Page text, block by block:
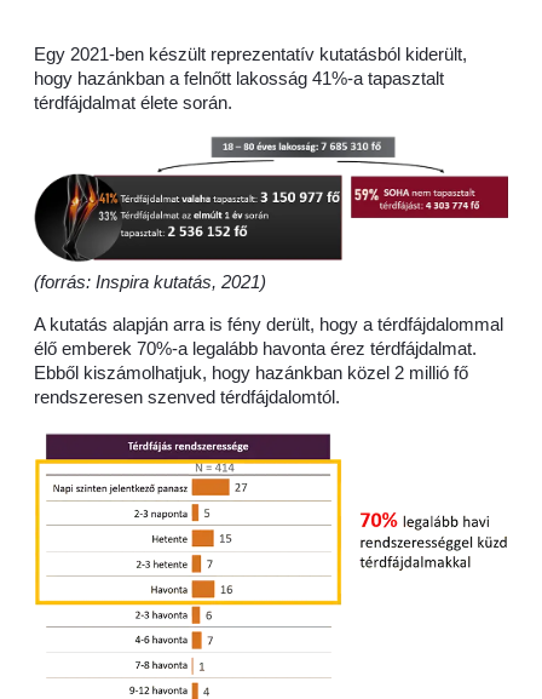
Egy 2021-ben készült reprezentatív kutatásból kiderült,
hogy hazánkban a felnőtt lakosság 41%-a tapasztalt
térdfájdalmat élete során.
(forrás: Inspira kutatás, 2021)
A kutatás alapján arra is fény derült, hogy a térdfájdalommal
élő emberek 70%-a legalább havonta érez térdfájdalmat.
Ebből kiszámolhatjuk, hogy hazánkban közel 2 millió fő
rendszeresen szenved térdfájdalomtól.